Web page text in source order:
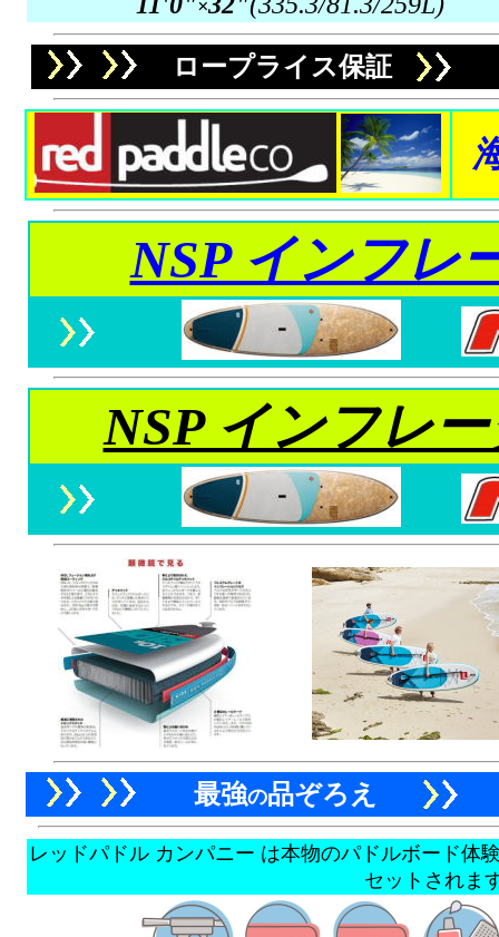
×
ロープライス保証
NSP インフレ
NSP インフレ
最強の品ぞろえ
レッドパドル カンパニー は本物のパドルボード体
セットされま